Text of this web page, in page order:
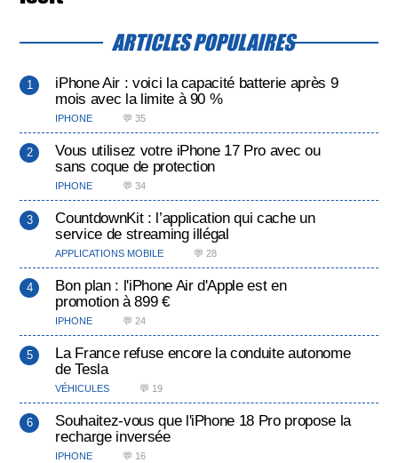
ARTICLES POPULAIRES
iPhone Air : voici la capacité batterie après 9
mois avec la limite à 90 %
IPHONE 💬 35
Vous utilisez votre iPhone 17 Pro avec ou
sans coque de protection
IPHONE 💬 34
CountdownKit : l’application qui cache un
service de streaming illégal
APPLICATIONS MOBILE 💬 28
Bon plan : l'iPhone Air d'Apple est en
promotion à 899 €
IPHONE 💬 24
La France refuse encore la conduite autonome
de Tesla
VÉHICULES 💬 19
Souhaitez-vous que l'iPhone 18 Pro propose la
recharge inversée
IPHONE 💬 16